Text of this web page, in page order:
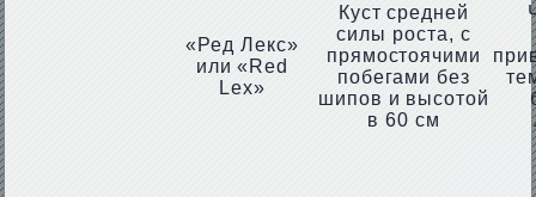
«Ред Лекс»
или «Red
Lex»
Куст средней
силы роста, с
прямостоячими
побегами без
шипов и высотой
в 60 см